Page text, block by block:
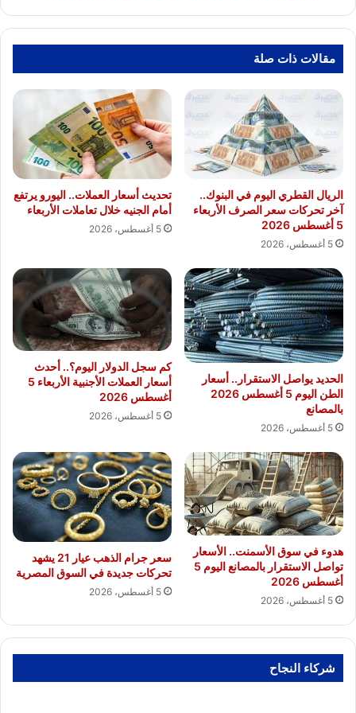
مقالات ذات صلة
الريال القطري اليوم في البنوك..
آخر تحركات سعر الصرف الأربعاء
5 أغسطس 2026
5 أغسطس، 2026
تحديث أسعار العملات.. اليورو يرتفع
أمام الجنيه خلال تعاملات الأربعاء
5 أغسطس، 2026
الحديد يواصل الاستقرار.. أسعار
الطن اليوم 5 أغسطس 2026
بالمصانع
5 أغسطس، 2026
كم سجل الدولار اليوم؟.. أحدث
أسعار العملات الأجنبية الأربعاء 5
أغسطس 2026
5 أغسطس، 2026
هدوء في سوق الأسمنت.. الأسعار
تواصل الاستقرار بالمصانع اليوم 5
أغسطس 2026
5 أغسطس، 2026
سعر جرام الذهب عيار 21 يشهد
تحركات جديدة في السوق المصرية
5 أغسطس، 2026
شركاء النجاح